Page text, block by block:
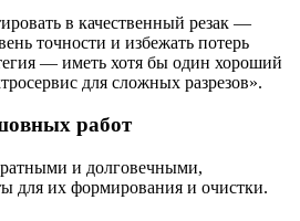
в качественный резак —
точности и избежать потерь
— иметь хотя бы один хороший
для сложных разрезов».
работ
и долговечными,
для их формирования и очистки.